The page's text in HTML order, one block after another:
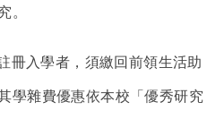
。
冊入學者，須繳回前領生活助
學雜費優惠依本校「優秀研究